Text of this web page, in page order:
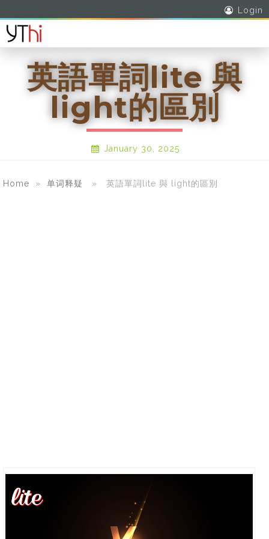
Login
英語單詞lite 與
light的區別
January 30, 2025
Home » 单词释疑 » 英語單詞lite 與 light的區別